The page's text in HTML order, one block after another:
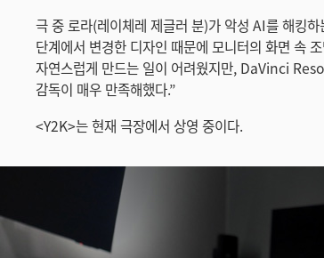
극 중 로라(레이체레 제글러 분)가 악성 AI를 해킹
단계에서 변경한 디자인 때문에 모니터의 화면 속
자연스럽게 만드는 일이 어려웠지만, DaVinci
감독이 매우 만족해했다.”
<Y2K>는 현재 극장에서 상영 중이다.